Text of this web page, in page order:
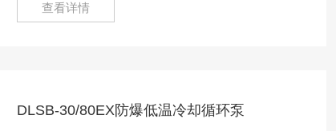
查看详情
DLSB-30/80EX防爆低温冷却循环泵